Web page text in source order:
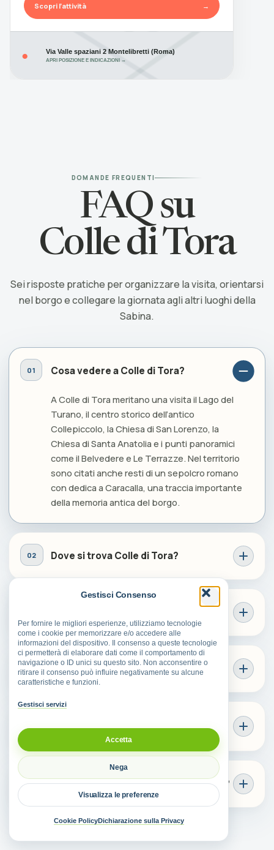
Gestisci Consenso
Per fornire le migliori esperienze, utilizziamo tecnologie
come i cookie per memorizzare e/o accedere alle
informazioni del dispositivo. Il consenso a queste tecnologie
ci permetterà di elaborare dati come il comportamento di
navigazione o ID unici su questo sito. Non acconsentire o
ritirare il consenso può influire negativamente su alcune
caratteristiche e funzioni.
Gestisci servizi
Accetta
Nega
Visualizza le preferenze
Cookie PolicyDichiarazione sulla Privacy
Scopri l’attività →
● Via Valle spaziani 2 Montelibretti (Roma)
APRI POSIZIONE E INDICAZIONI →
DOMANDE FREQUENTI
FAQ su
Colle di Tora
Sei risposte pratiche per organizzare la visita, orientarsi
nel borgo e collegare la giornata agli altri luoghi della
Sabina.
Cosa vedere a Colle di Tora?
A Colle di Tora meritano una visita il Lago del
Turano, il centro storico dell’antico
Collepiccolo, la Chiesa di San Lorenzo, la
Chiesa di Santa Anatolia e i punti panoramici
come il Belvedere e Le Terrazze. Nel territorio
sono citati anche resti di un sepolcro romano
con dedica a Caracalla, una traccia importante
della memoria antica del borgo.
Dove si trova Colle di Tora?
Perché visitare Colle di Tora?
Tora?
Cosa fare nei dintorni di Colle di Tora?